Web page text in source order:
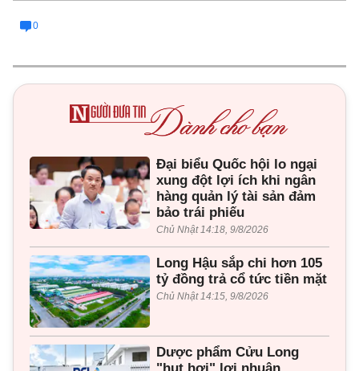
0
Đại biểu Quốc hội lo ngại
xung đột lợi ích khi ngân
hàng quản lý tài sản đảm
bảo trái phiếu
Chủ Nhật 14:18, 9/8/2026
Long Hậu sắp chi hơn 105
tỷ đồng trả cổ tức tiền mặt
Chủ Nhật 14:15, 9/8/2026
Dược phẩm Cửu Long